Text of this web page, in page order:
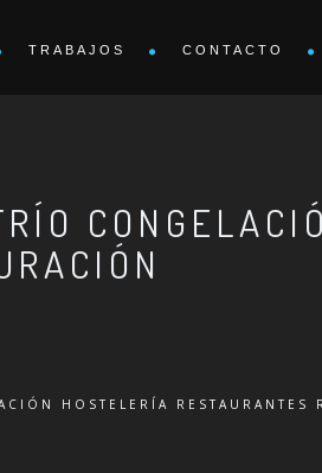
TRABAJOS CONTACTO
HOSTELERÍA RESTAURANTES